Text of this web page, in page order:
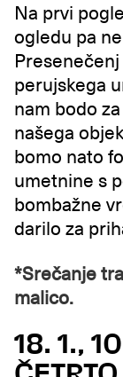
Na prvi
ogledu pa
perujskega
nam bodo
našega
bomo nato
umetnine s
bombažne
darilo za
*Srečanje
malico.
18. 1.,